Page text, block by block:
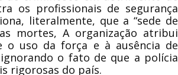
os profissionais de segurança
literalmente, que a “sede de
mortes, A organização atribui
o uso da força e à ausência de
o fato de que a polícia
rigorosas do país.